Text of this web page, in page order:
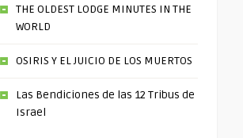
THE OLDEST LODGE MINUTES IN THE
WORLD
OSIRIS Y EL JUICIO DE LOS MUERTOS
Las Bendiciones de las 12 Tribus de
Israel